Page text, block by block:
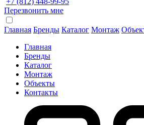
Перезвонить мне
Главная Бренды Каталог Монтаж
Главная
Бренды
Каталог
Монтаж
Объекты
Контакты